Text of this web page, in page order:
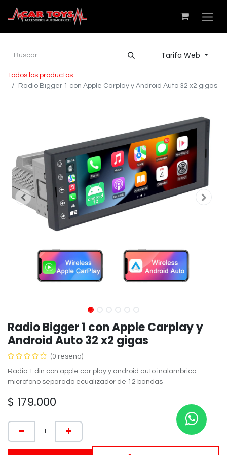
Tarifa Web
Todos los productos
Radio Bigger 1 con Apple Carplay y Android Auto 32 x2 gigas
Radio Bigger 1 con Apple Carplay y
Android Auto 32 x2 gigas
(0 reseña)
Radio 1 din con apple car play y android auto inalambrico
microfono separado ecualizador de 12 bandas
$ 179.000